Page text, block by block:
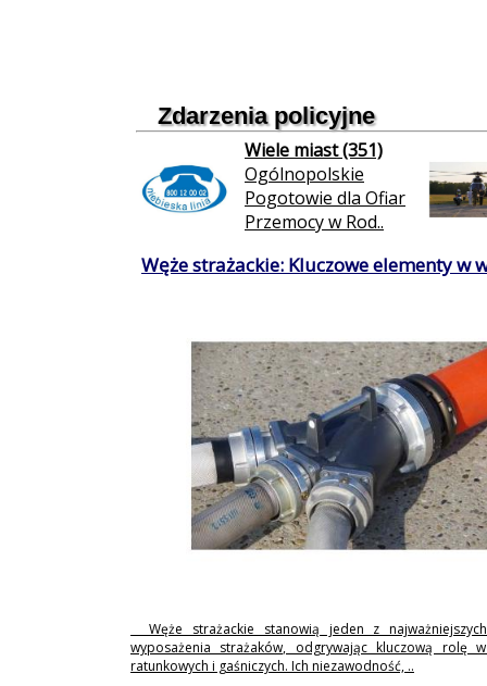
Zdarzenia policyjne
Wiele miast (351)
Ogólnopolskie
Pogotowie dla Ofiar
Przemocy w Rod..
Węże strażackie: Kluczowe elementy w
Węże strażackie stanowią jeden z
wyposażenia strażaków, odgrywając kluczową rolę w
ratunkowych i gaśniczych. Ich niezawodność, ..